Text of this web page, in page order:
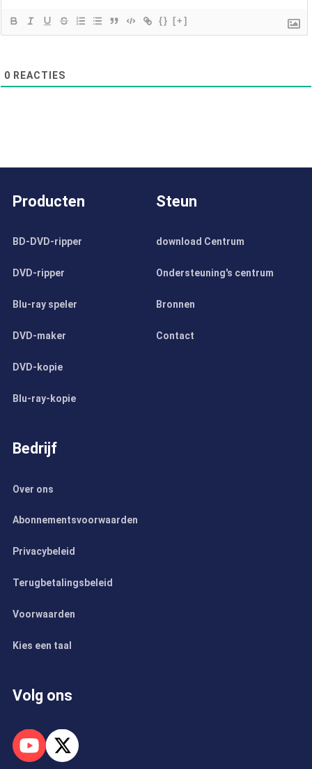
{} [+]
0 REACTIES
Producten
BD-DVD-ripper
DVD-ripper
Blu-ray speler
DVD-maker
DVD-kopie
Blu-ray-kopie
Steun
download Centrum
Ondersteuning's centrum
Bronnen
Contact
Bedrijf
Over ons
Abonnementsvoorwaarden
Privacybeleid
Terugbetalingsbeleid
Voorwaarden
Kies een taal
Volg ons